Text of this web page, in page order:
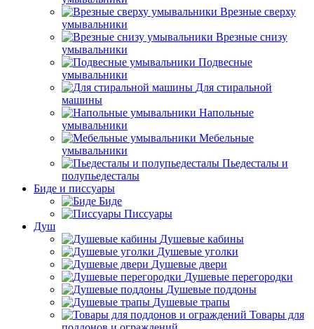
Врезные сверху
умывальники
Врезные снизу
умывальники
Подвесные
умывальники
Для стиральной
машины
Напольные
умывальники
Мебельные
умывальники
Пьедесталы и
полупьедесталы
Биде и писсуары
Биде
Писсуары
Душ
Душевые кабины
Душевые уголки
Душевые двери
Душевые перегородки
Душевые поддоны
Душевые трапы
Товары для